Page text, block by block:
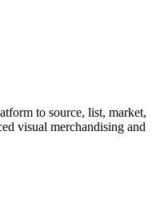
to source, list, market,
visual merchandising and